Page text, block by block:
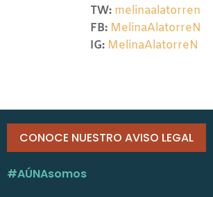
TW: melinaalatorren
FB: MelinaAlatorreN
IG: MelinaAlatorreN
CONOCE NUESTRO AVISO LEGAL
#AÚNAsomos